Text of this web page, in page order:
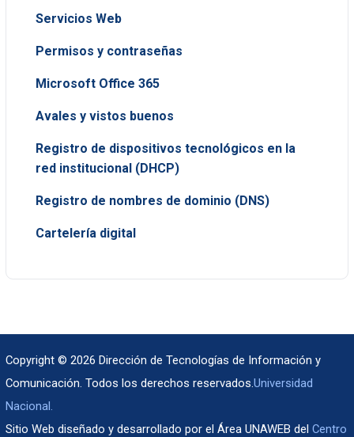
Servicios Web
Permisos y contraseñas
Microsoft Office 365
Avales y vistos buenos
Registro de dispositivos tecnológicos en la
red institucional (DHCP)
Registro de nombres de dominio (DNS)
Cartelería digital
Copyright © 2026 Dirección de Tecnologías de Información y
Comunicación. Todos los derechos reservados.Universidad
Nacional.
Sitio Web diseñado y desarrollado por el Área UNAWEB del Centro